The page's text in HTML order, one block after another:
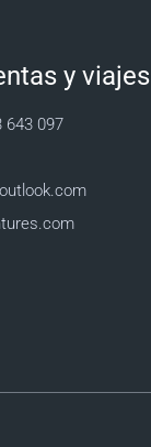
y viajes
643 097